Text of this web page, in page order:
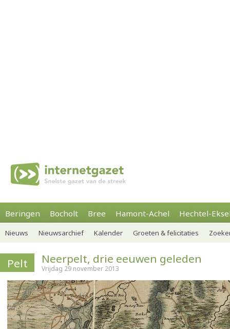
Beringen Bocholt Bree Hamont-Achel Hechtel-
Nieuws Nieuwsarchief Kalender Groeten & felicitaties
Pelt Neerpelt, drie eeuwen geleden
Vrijdag 29 november 2013